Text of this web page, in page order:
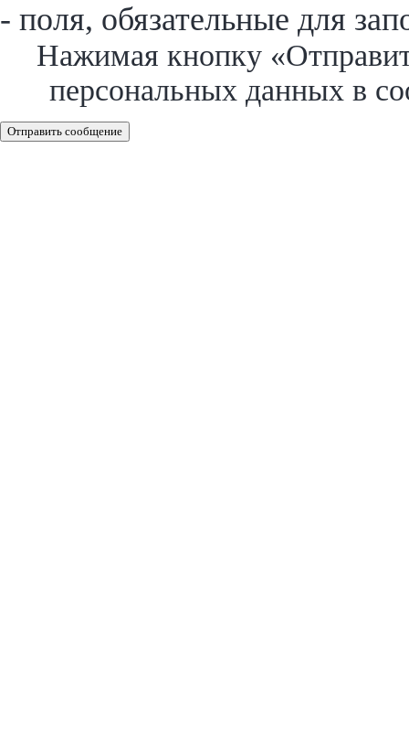
- поля, обязательные для
Нажимая кнопку
персональных данных в
Отправить сообщение